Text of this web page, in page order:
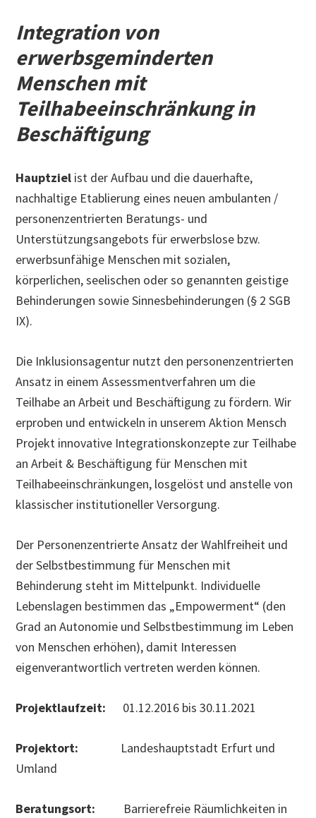
Integration von
erwerbsgeminderten
Menschen mit
Teilhabeeinschränkung in
Beschäftigung
Hauptziel ist der Aufbau und die dauerhafte,
nachhaltige Etablierung eines neuen ambulanten /
personenzentrierten Beratungs- und
Unterstützungsangebots für erwerbslose bzw.
erwerbsunfähige Menschen mit sozialen,
körperlichen, seelischen oder so genannten geistige
Behinderungen sowie Sinnesbehinderungen (§ 2 SGB
IX).
Die Inklusionsagentur nutzt den personenzentrierten
Ansatz in einem Assessmentverfahren um die
Teilhabe an Arbeit und Beschäftigung zu fördern. Wir
erproben und entwickeln in unserem Aktion Mensch
Projekt innovative Integrationskonzepte zur Teilhabe
an Arbeit & Beschäftigung für Menschen mit
Teilhabeeinschränkungen, losgelöst und anstelle von
klassischer institutioneller Versorgung.
Der Personenzentrierte Ansatz der Wahlfreiheit und
der Selbstbestimmung für Menschen mit
Behinderung steht im Mittelpunkt. Individuelle
Lebenslagen bestimmen das „Empowerment“ (den
Grad an Autonomie und Selbstbestimmung im Leben
von Menschen erhöhen), damit Interessen
eigenverantwortlich vertreten werden können.
Projektlaufzeit: 01.12.2016 bis 30.11.2021
Projektort: Landeshauptstadt Erfurt und
Umland
Beratungsort: Barrierefreie Räumlichkeiten in